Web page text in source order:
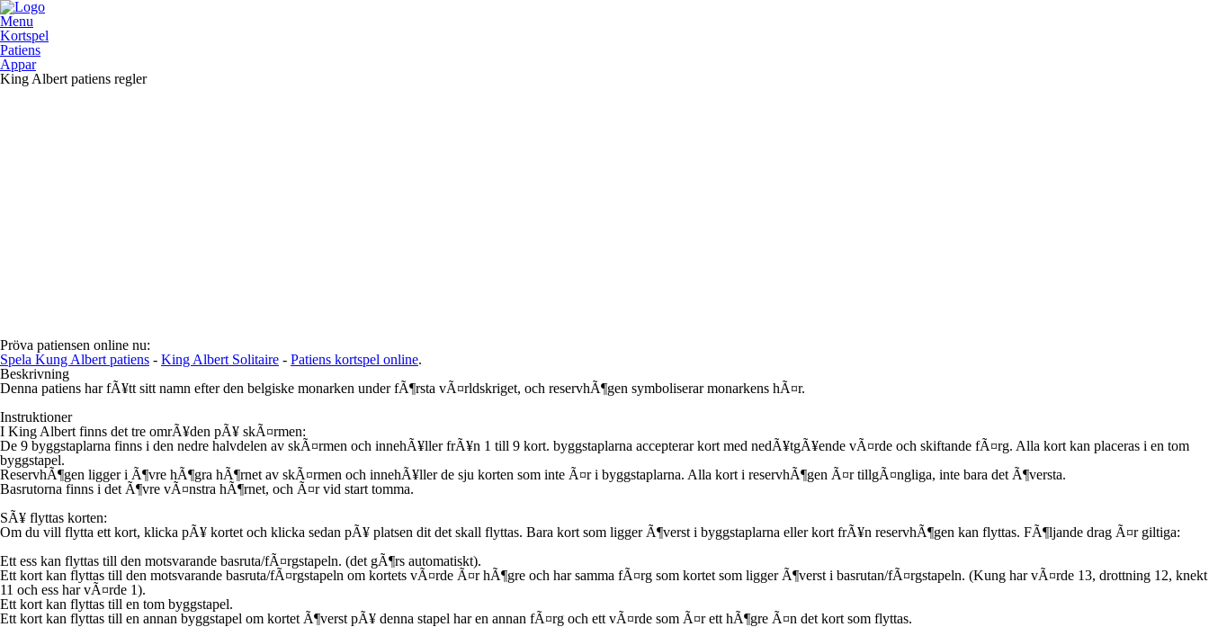
Menu
Kortspel
Patiens
Appar
King Albert patiens regler
Pröva patiensen online nu:
Spela Kung Albert patiens - King Albert Solitaire - Patiens kortspel online.
Beskrivning
Denna patiens har fÃ¥tt sitt namn efter den belgiske monarken under fÃ¶rsta vÃ¤rldskriget, och reservhÃ¶gen symboliserar monarkens hÃ¤r.
Instruktioner
I King Albert finns det tre omrÃ¥den pÃ¥ skÃ¤rmen:
De 9 byggstaplarna finns i den nedre halvdelen av skÃ¤rmen och innehÃ¥ller frÃ¥n 1 till 9 kort. byggstaplarna accepterar kort med nedÃ¥tgÃ¥ende vÃ¤rde och skiftande fÃ¤rg. Alla kort kan placeras i en tom
byggstapel.
ReservhÃ¶gen ligger i Ã¶vre hÃ¶gra hÃ¶rnet av skÃ¤rmen och innehÃ¥ller de sju korten som inte Ã¤r i byggstaplarna. Alla kort i reservhÃ¶gen Ã¤r tillgÃ¤ngliga, inte bara det Ã¶versta.
Basrutorna finns i det Ã¶vre vÃ¤nstra hÃ¶rnet, och Ã¤r vid start tomma.
SÃ¥ flyttas korten:
Om du vill flytta ett kort, klicka pÃ¥ kortet och klicka sedan pÃ¥ platsen dit det skall flyttas. Bara kort som ligger Ã¶verst i byggstaplarna eller kort frÃ¥n reservhÃ¶gen kan flyttas. FÃ¶ljande drag Ã¤r giltiga:
Ett ess kan flyttas till den motsvarande basruta/fÃ¤rgstapeln. (det gÃ¶rs automatiskt).
Ett kort kan flyttas till den motsvarande basruta/fÃ¤rgstapeln om kortets vÃ¤rde Ã¤r hÃ¶gre och har samma fÃ¤rg som kortet som ligger Ã¶verst i basrutan/fÃ¤rgstapeln. (Kung har vÃ¤rde 13, drottning 12, knekt
11 och ess har vÃ¤rde 1).
Ett kort kan flyttas till en tom byggstapel.
Ett kort kan flyttas till en annan byggstapel om kortet Ã¶verst pÃ¥ denna stapel har en annan fÃ¤rg och ett vÃ¤rde som Ã¤r ett hÃ¶gre Ã¤n det kort som flyttas.